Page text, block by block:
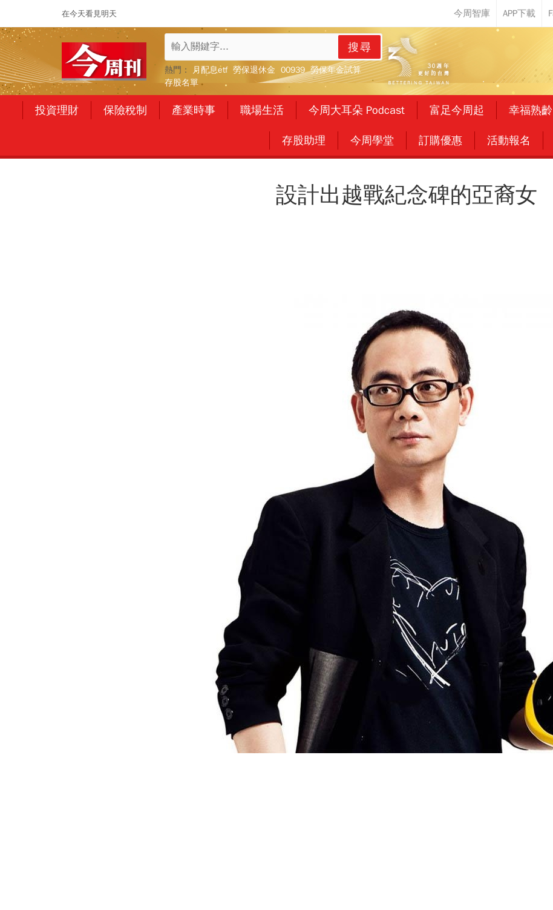
在今天看見明天
搜尋
熱門： 月配息etf 勞保退休金 00939 勞保年金試算
存股名單
投資理財 保險稅制 產業時事 職場生活 今周大耳朵 Podcast 富足今周起 幸福熟齡
存股助理 今周學堂 訂購優惠 活動報名
設計出越戰紀念碑的亞裔女